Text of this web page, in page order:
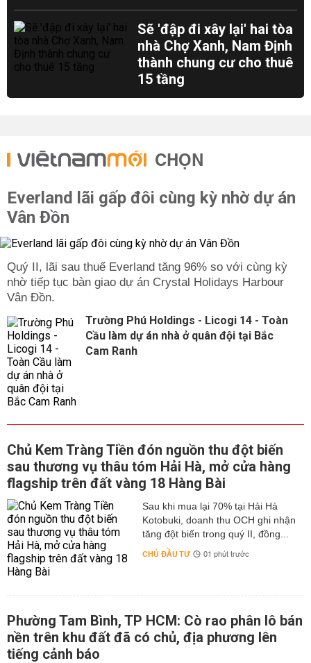
Sẽ 'đập đi xây lại' hai tòa
nhà Chợ Xanh, Nam Định
thành chung cư cho thuê
15 tầng
CHỌN
Everland lãi gấp đôi cùng kỳ nhờ dự án
Vân Đồn
Quý II, lãi sau thuế Everland tăng 96% so với cùng kỳ
nhờ tiếp tục bàn giao dự án Crystal Holidays Harbour
Vân Đồn.
Trường Phú Holdings - Licogi 14 - Toàn
Cầu làm dự án nhà ở quân đội tại Bắc
Cam Ranh
Chủ Kem Tràng Tiền đón nguồn thu đột biến
sau thương vụ thâu tóm Hải Hà, mở cửa hàng
flagship trên đất vàng 18 Hàng Bài
Sau khi mua lại 70% tại Hải Hà
Kotobuki, doanh thu OCH ghi nhận
tăng đột biến trong quý II, đồng...
CHỦ ĐẦU TƯ 01 phút trước
Phường Tam Bình, TP HCM: Cò rao phân lô bán
nền trên khu đất đã có chủ, địa phương lên
tiếng cảnh báo